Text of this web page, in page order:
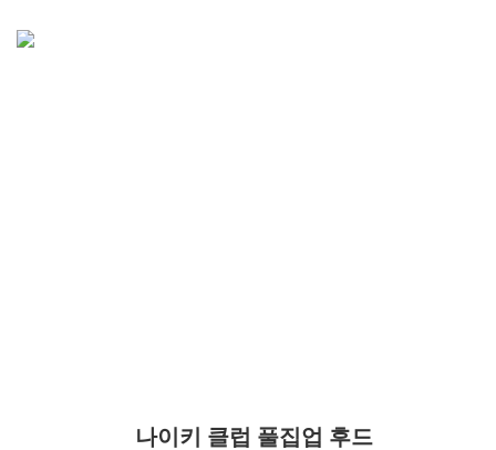
나이키 클럽 풀집업 후드